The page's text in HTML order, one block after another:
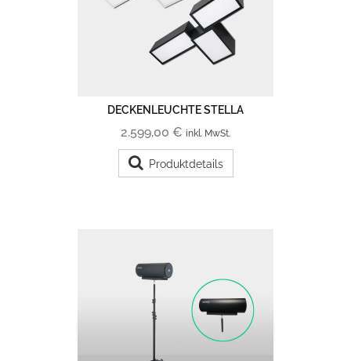
DECKENLEUCHTE STELLA
2.599,00 € inkl. MwSt.
Produktdetails